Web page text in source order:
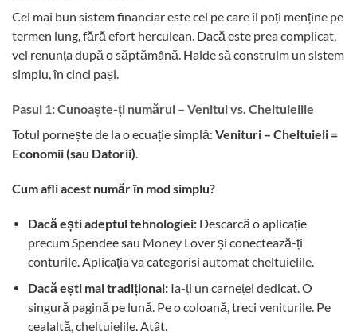
Cel mai bun sistem financiar este cel pe care îl poți menține pe
termen lung, fără efort herculean. Dacă este prea complicat,
vei renunța după o săptămână. Haide să construim un sistem
simplu, în cinci pași.
Pasul 1: Cunoaște-ți numărul – Venitul vs. Cheltuielile
Totul pornește de la o ecuație simplă: Venituri – Cheltuieli =
Economii (sau Datorii)
Cum afli acest număr în mod simplu?
Dacă ești adeptul tehnologiei: Descarcă o aplicație
precum Spendee sau Money Lover și conectează-ți
conturile. Aplicația va categorisi automat cheltuielile.
Dacă ești mai tradițional: Ia-ți un carnețel dedicat. O
singură pagină pe lună. Pe o coloană, treci veniturile. Pe
cealaltă, cheltuielile. Atât.